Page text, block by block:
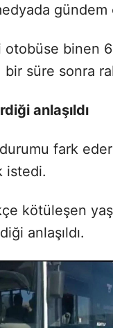
gündem
binen
süre sonra
anlaşıldı
fark
istedi.
kötüleşen
anlaşıldı.